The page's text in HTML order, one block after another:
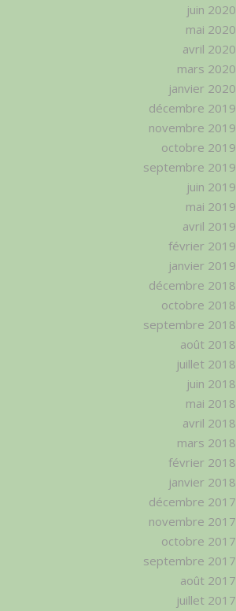
juin 2020
mai 2020
avril 2020
mars 2020
janvier 2020
décembre 2019
novembre 2019
octobre 2019
septembre 2019
juin 2019
mai 2019
avril 2019
février 2019
janvier 2019
décembre 2018
octobre 2018
septembre 2018
août 2018
juillet 2018
juin 2018
mai 2018
avril 2018
mars 2018
février 2018
janvier 2018
décembre 2017
novembre 2017
octobre 2017
septembre 2017
août 2017
juillet 2017